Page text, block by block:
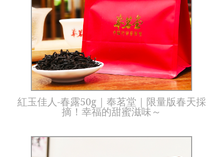
紅玉佳人-春露50g｜奉茗堂｜限量版春天採
摘！幸福的甜蜜滋味～